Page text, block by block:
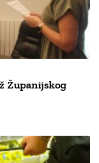
Županijskog